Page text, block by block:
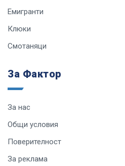
Емигранти
Клюки
Смотаняци
За Фактор
За нас
Общи условия
Поверителност
За реклама